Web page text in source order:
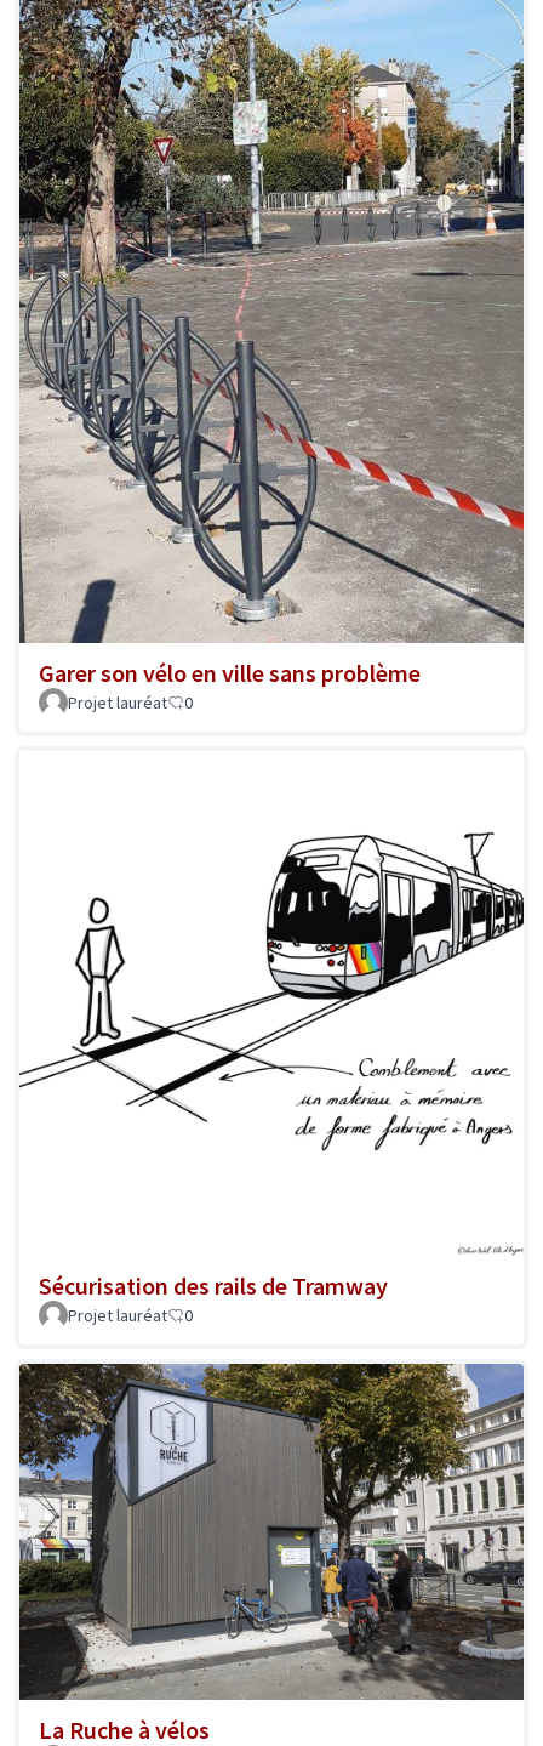
Garer son vélo en ville sans problème
Projet lauréat 0
Sécurisation des rails de Tramway
Projet lauréat 0
La Ruche à vélos